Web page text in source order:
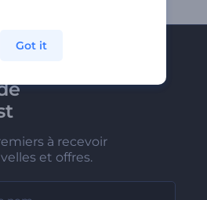
à la
à recevoir
et offres.
Got it